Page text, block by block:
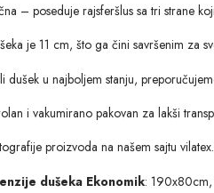
– poseduje rajsferšlus sa tri strane
je 11 cm, što ga čini savršenim za
dušek u najboljem stanju,
i vakumirano pakovan za lakši
proizvoda na našem sajtu
dušeka Ekonomik: